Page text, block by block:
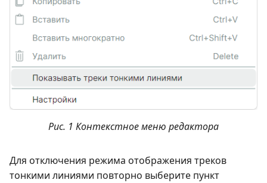
Рис. 1 Контекстное меню редактора
Для отключения режима отображения треков
тонкими линиями повторно выберите пункт